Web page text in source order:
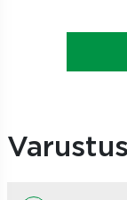
Varustus